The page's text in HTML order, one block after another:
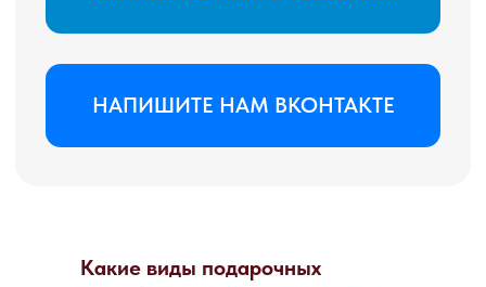
Какие виды подарочных